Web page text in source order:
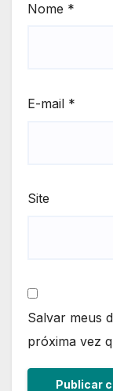
Nome *
E-mail *
Site
Salvar meus
próxima vez